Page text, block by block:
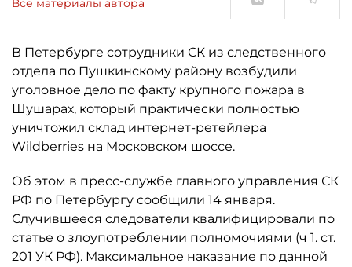
Все материалы автора
В Петербурге сотрудники СК из следственного
отдела по Пушкинскому району возбудили
уголовное дело по факту крупного пожара в
Шушарах, который практически полностью
уничтожил склад интернет-ретейлера
Wildberries на Московском шоссе.
Об этом в пресс-службе главного управления СК
РФ по Петербургу сообщили 14 января.
Случившееся следователи квалифицировали по
статье о злоупотреблении полномочиями (ч 1. ст.
201 УК РФ). Максимальное наказание по данной